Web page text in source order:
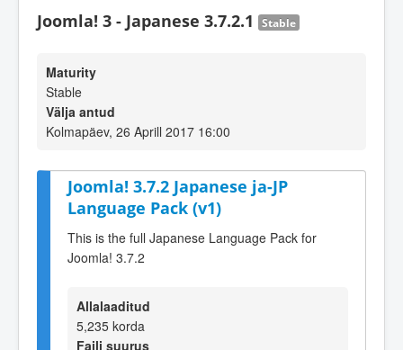
Joomla! 3 - Japanese 3.7.2.1 Stable
Maturity
Stable
Välja antud
Kolmapäev, 26 Aprill 2017 16:00
Joomla! 3.7.2 Japanese ja-JP
Language Pack (v1)
This is the full Japanese Language Pack for
Joomla! 3.7.2
Allalaaditud
5,235 korda
Faili suurus